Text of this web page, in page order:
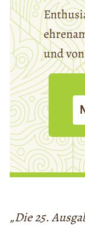
und
„Die 25.